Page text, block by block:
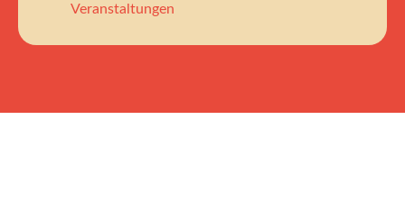
Veranstaltungen